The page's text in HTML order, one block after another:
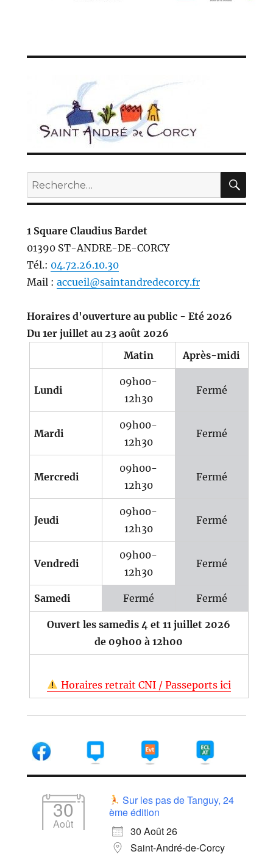
Recherche
pour :
1 Square Claudius Bardet
01390 ST-ANDRE-DE-CORCY
Tél.: 04.72.26.10.30
Mail : accueil@saintandredecorcy.fr
Horaires d'ouverture au public - Eté 2026
Du 1er juillet au 23 août 2026
Matin
Après-midi
Lundi
09h00-
12h30
Fermé
Mardi
09h00-
12h30
Fermé
Mercredi
09h00-
12h30
Fermé
Jeudi
09h00-
12h30
Fermé
Vendredi
09h00-
12h30
Fermé
Samedi Fermé Fermé
Ouvert les samedis 4 et 11 juillet 2026
de 09h00 à 12h00
Horaires retrait CNI / Passeports ici
30
Août
Sur les pas de Tanguy, 24
ème édition
30 Août 26
Saint-André-de-Corcy